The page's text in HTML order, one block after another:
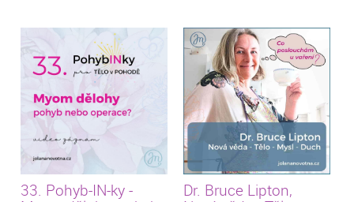
33. Pohyb-IN-ky -
Dr. Bruce Lipton,